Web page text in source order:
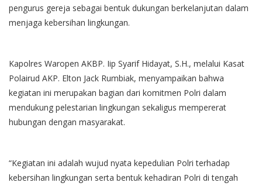
pengurus gereja sebagai bentuk dukungan berkelanjutan dalam
menjaga kebersihan lingkungan.
Kapolres Waropen AKBP. Iip Syarif Hidayat, S.H., melalui Kasat
Polairud AKP. Elton Jack Rumbiak, menyampaikan bahwa
kegiatan ini merupakan bagian dari komitmen Polri dalam
mendukung pelestarian lingkungan sekaligus mempererat
hubungan dengan masyarakat.
“Kegiatan ini adalah wujud nyata kepedulian Polri terhadap
kebersihan lingkungan serta bentuk kehadiran Polri di tengah